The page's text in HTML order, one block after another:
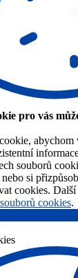
pro vás
souborů
si
cookies.
cookies.